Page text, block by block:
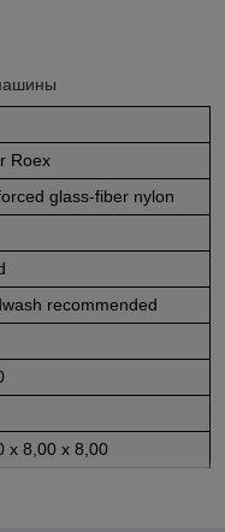
Roex
glass-fiber nylon
recommended
x 8,00 x 8,00